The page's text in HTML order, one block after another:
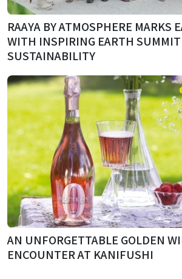
RAAYA BY ATMOSPHERE MARKS
WITH INSPIRING EARTH
SUSTAINABILITY
AN UNFORGETTABLE GOLDEN
ENCOUNTER AT KANIFUSHI